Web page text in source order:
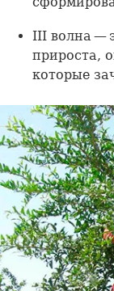
III волна —
прироста,
которые